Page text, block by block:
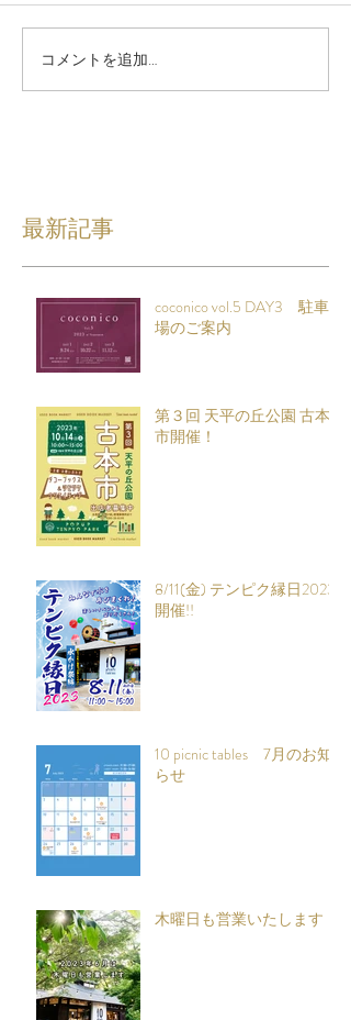
コメントを追加…
最新記事
coconico vol.5 DAY3 駐車
場のご案内
第３回 天平の丘公園 古本
市開催！
8/11(金) テンピク縁日2023
開催!!
10 picnic tables 7月のお知
らせ
木曜日も営業いたします